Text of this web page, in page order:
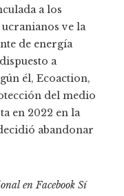
a los
ucranianos ve la
de energía
a
él, Ecoaction,
del medio
en 2022 en la
abandonar
enFacebook Sí